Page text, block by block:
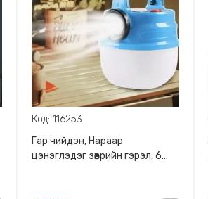
Код: 116253
Гар чийдэн, Нараар
цэнэглэдэг зөөврийн гэрэл, 6